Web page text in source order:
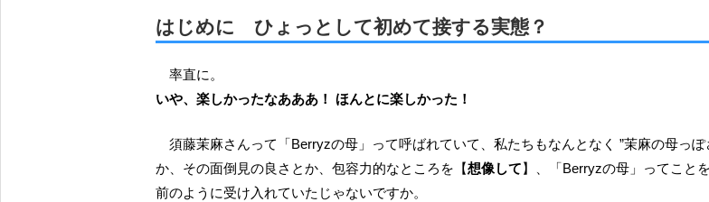
はじめに ひょっとして初めて接する実態？
率直に。
いや、楽しかったなあああ！ ほんとに楽しかった！
須藤茉麻さんって「Berryzの母」って呼ばれていて、私たちもなんとなく ”茉麻の母っぽさ” と
か、その面倒見の良さとか、包容力的なところを【想像して】、「Berryzの母」ってこと
前のように受け入れていたじゃないですか。